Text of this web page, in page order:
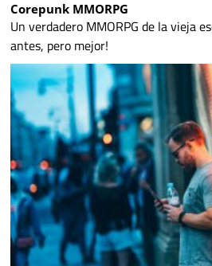
Corepunk MMORPG
Un verdadero MMORPG de la vieja
antes, pero mejor!